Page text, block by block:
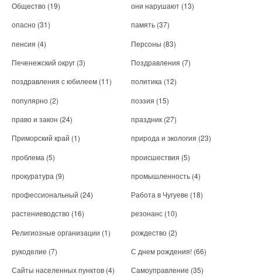
Общество (19) они нарушают (13)
опасно (31) память (37)
пенсия (4) Персоны (83)
Печенежский округ (3) Поздравления (7)
поздравления с юбилеем (11) политика (12)
популярно (2) поэзия (15)
право и закон (24) праздник (27)
Приморский край (1) природа и экология (23)
проблема (5) происшествия (5)
прокуратура (9) промышленность (4)
профессиональный (24) Работа в Чугуеве (18)
растениеводство (16) резонанс (10)
Религиозные организации (1) рождество (2)
рукоделие (7) С днем рождения! (66)
Сайты населенных пунктов (4) Самоуправление (35)